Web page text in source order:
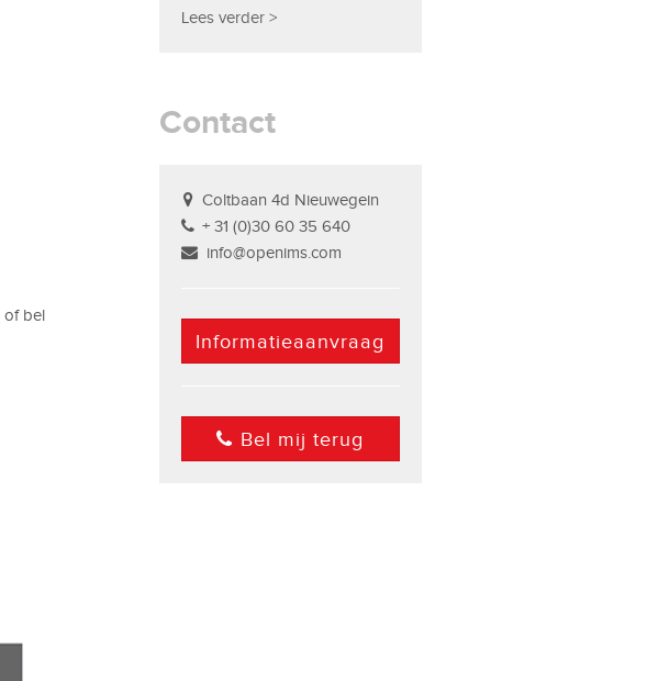
of bel
Lees verder >
Contact
Coltbaan 4d Nieuwegein
+ 31 (0)30 60 35 640
info@openims.com
Informatieaanvraag
Bel mij terug